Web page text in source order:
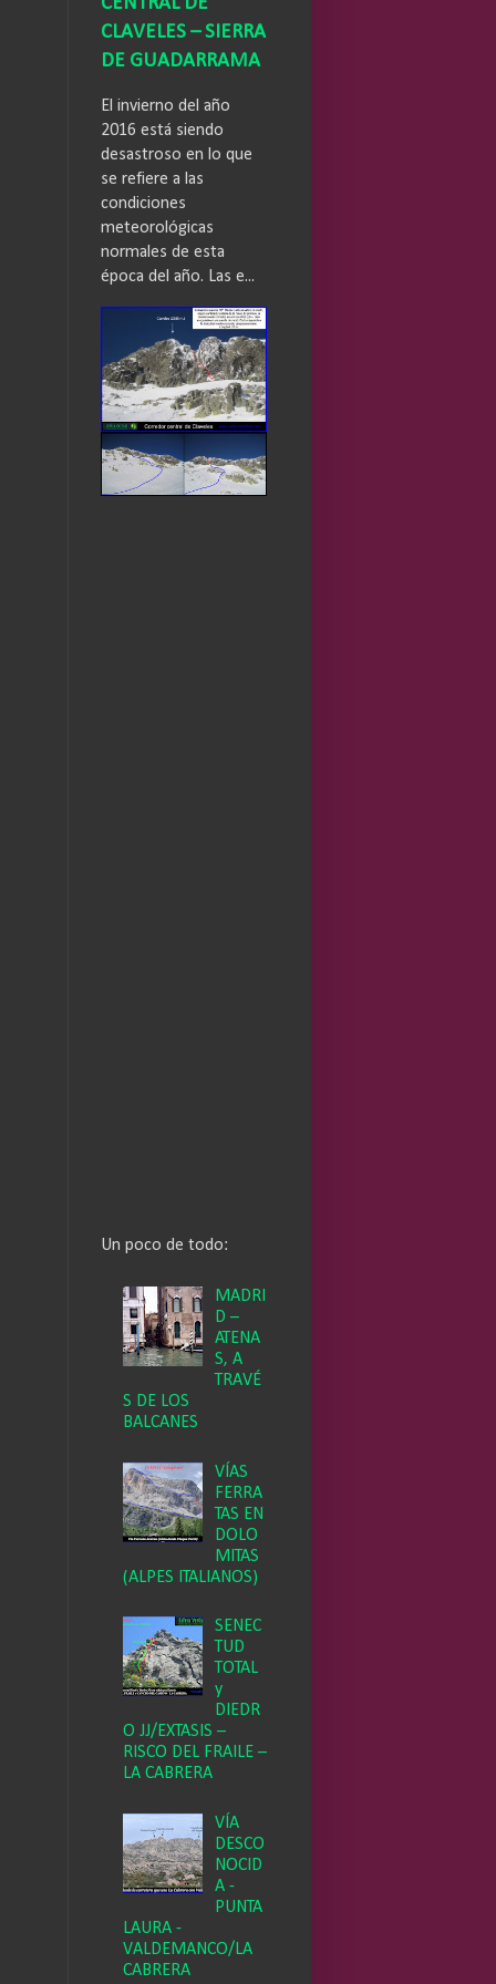
CLAVELES – SIERRA
DE GUADARRAMA
El invierno del año
2016 está siendo
desastroso en lo que
se refiere a las
condiciones
meteorológicas
normales de esta
época del año. Las e...
Un poco de todo:
MADRI
D –
ATENA
S, A
TRAVÉ
S DE LOS
BALCANES
VÍAS
FERRA
TAS EN
DOLO
MITAS
(ALPES ITALIANOS)
SENEC
TUD
TOTAL
y
DIEDR
O JJ/EXTASIS –
RISCO DEL FRAILE –
LA CABRERA
VÍA
DESCO
NOCID
A -
PUNTA
LAURA -
VALDEMANCO/LA
CABRERA